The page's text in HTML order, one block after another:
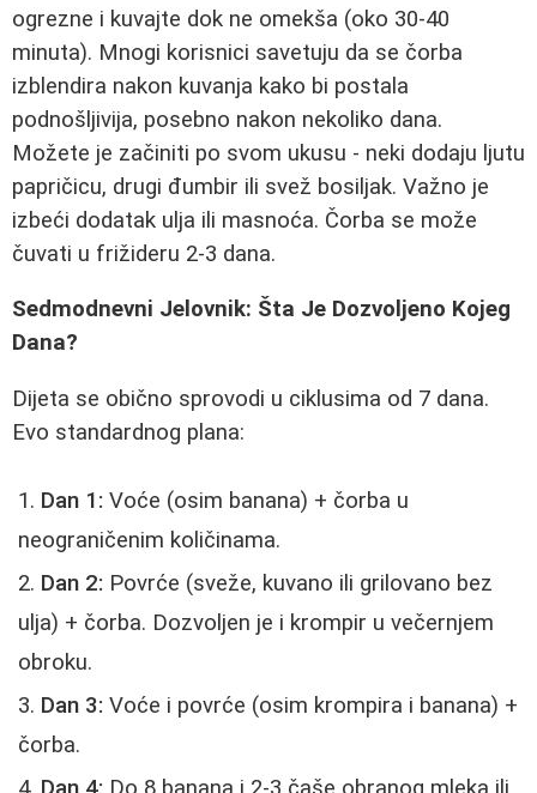
ogrezne i kuvajte dok ne omekša (oko 30-40
minuta). Mnogi korisnici savetuju da se čorba
izblendira nakon kuvanja kako bi postala
podnošljivija, posebno nakon nekoliko dana.
Možete je začiniti po svom ukusu - neki dodaju ljutu
papričicu, drugi đumbir ili svež bosiljak. Važno je
izbeći dodatak ulja ili masnoća. Čorba se može
čuvati u frižideru 2-3 dana.
Sedmodnevni Jelovnik: Šta Je Dozvoljeno Kojeg
Dana?
Dijeta se obično sprovodi u ciklusima od 7 dana.
Evo standardnog plana:
Dan 1: Voće (osim banana) + čorba u
neograničenim količinama.
Dan 2: Povrće (sveže, kuvano ili grilovano bez
ulja) + čorba. Dozvoljen je i krompir u večernjem
obroku.
Dan 3: Voće i povrće (osim krompira i banana) +
čorba.
Dan 4: Do 8 banana i 2-3 čaše obranog mleka ili